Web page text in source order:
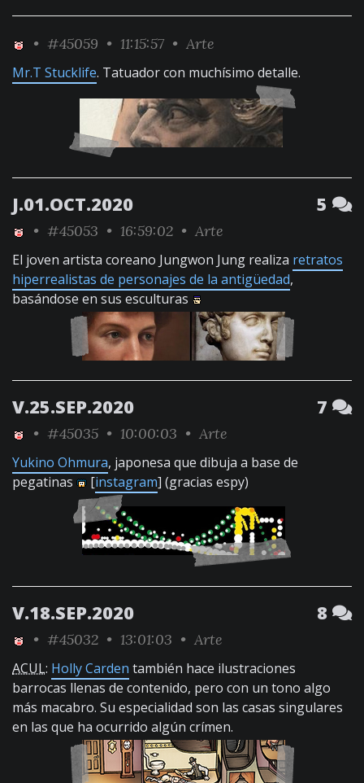
• #45059 • 11:15:57 • Arte
Mr.T Stucklife. Tatuador con muchísimo detalle.
J.01.OCT.2020 5
• #45053 • 16:59:02 • Arte
El joven artista coreano Jungwon Jung realiza retratos
hiperrealistas de personajes de la antigüedad,
basándose en sus esculturas
V.25.SEP.2020 7
• #45035 • 10:00:03 • Arte
Yukino Ohmura, japonesa que dibuja a base de
pegatinas
[instagram] (gracias espy)
V.18.SEP.2020 8
• #45032 • 13:01:03 • Arte
ACUL: Holly Carden también hace ilustraciones
barrocas llenas de contenido, pero con un tono algo
más macabro. Su especialidad son las casas singulares
en las que ha ocurrido algún crímen.